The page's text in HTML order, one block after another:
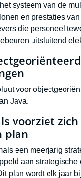
systeem van de
en prestaties
die personeel
uitsluitend
voor
Java.
voorziet
plan
een meerjarig
aan strategische
plan wordt elk jaar